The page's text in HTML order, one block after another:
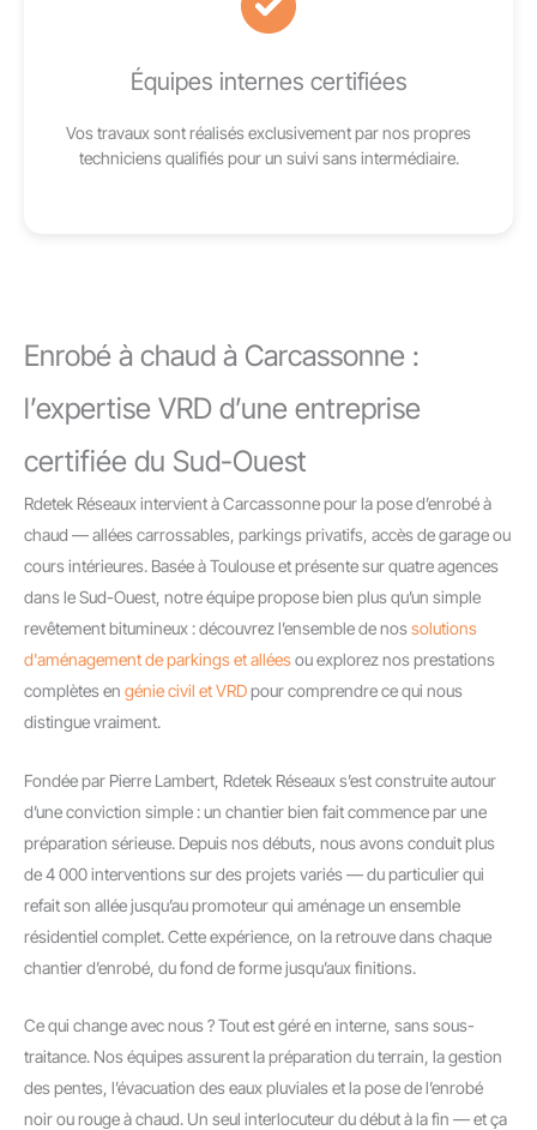
Équipes internes certifiées
Vos travaux sont réalisés exclusivement par nos propres
techniciens qualifiés pour un suivi sans intermédiaire.
Enrobé à chaud à Carcassonne :
l’expertise VRD d’une entreprise
certifiée du Sud-Ouest
Rdetek Réseaux intervient à Carcassonne pour la pose d’enrobé à
chaud — allées carrossables, parkings privatifs, accès de garage ou
cours intérieures. Basée à Toulouse et présente sur quatre agences
dans le Sud-Ouest, notre équipe propose bien plus qu’un simple
revêtement bitumineux : découvrez l’ensemble de nossolutions
d'aménagement de parkings et alléesou explorez nos prestations
complètes en génie civil et VRDpour comprendre ce qui nous
distingue vraiment.
Fondée par Pierre Lambert, Rdetek Réseaux s’est construite autour
d’une conviction simple : un chantier bien fait commence par une
préparation sérieuse. Depuis nos débuts, nous avons conduit plus
de 4 000 interventions sur des projets variés — du particulier qui
refait son allée jusqu’au promoteur qui aménage un ensemble
résidentiel complet. Cette expérience, on la retrouve dans chaque
chantier d’enrobé, du fond de forme jusqu’aux finitions.
Ce qui change avec nous ? Tout est géré en interne, sans sous-
traitance. Nos équipes assurent la préparation du terrain, la gestion
des pentes, l’évacuation des eaux pluviales et la pose de l’enrobé
noir ou rouge à chaud. Un seul interlocuteur du début à la fin — et ça